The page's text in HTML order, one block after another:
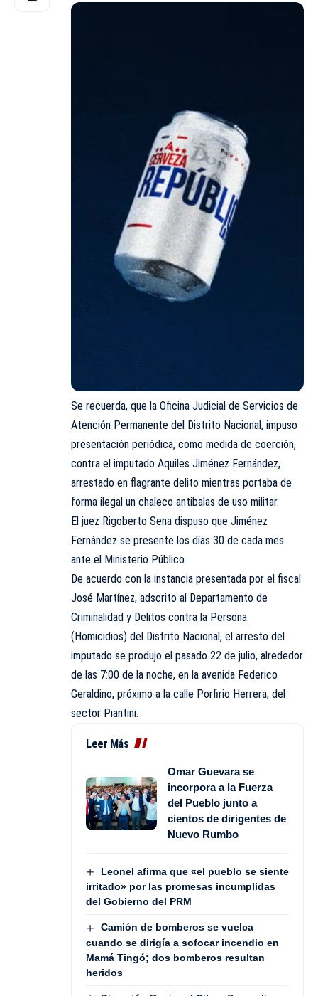
Se recuerda, que la Oficina Judicial de Servicios de
Atención Permanente del Distrito Nacional, impuso
presentación periódica, como medida de coerción,
contra el imputado Aquiles Jiménez Fernández,
arrestado en flagrante delito mientras portaba de
forma ilegal un chaleco antibalas de uso militar.
El juez Rigoberto Sena dispuso que Jiménez
Fernández se presente los días 30 de cada mes
ante el Ministerio Público.
De acuerdo con la instancia presentada por el fiscal
José Martínez, adscrito al Departamento de
Criminalidad y Delitos contra la Persona
(Homicidios) del Distrito Nacional, el arresto del
imputado se produjo el pasado 22 de julio, alrededor
de las 7:00 de la noche, en la avenida Federico
Geraldino, próximo a la calle Porfirio Herrera, del
sector Piantini.
Leer Más
Omar Guevara se
incorpora a la Fuerza
del Pueblo junto a
cientos de dirigentes de
Nuevo Rumbo
Leonel afirma que «el pueblo se siente
irritado» por las promesas incumplidas
del Gobierno del PRM
Camión de bomberos se vuelca
cuando se dirigía a sofocar incendio en
Mamá Tingó; dos bomberos resultan
heridos